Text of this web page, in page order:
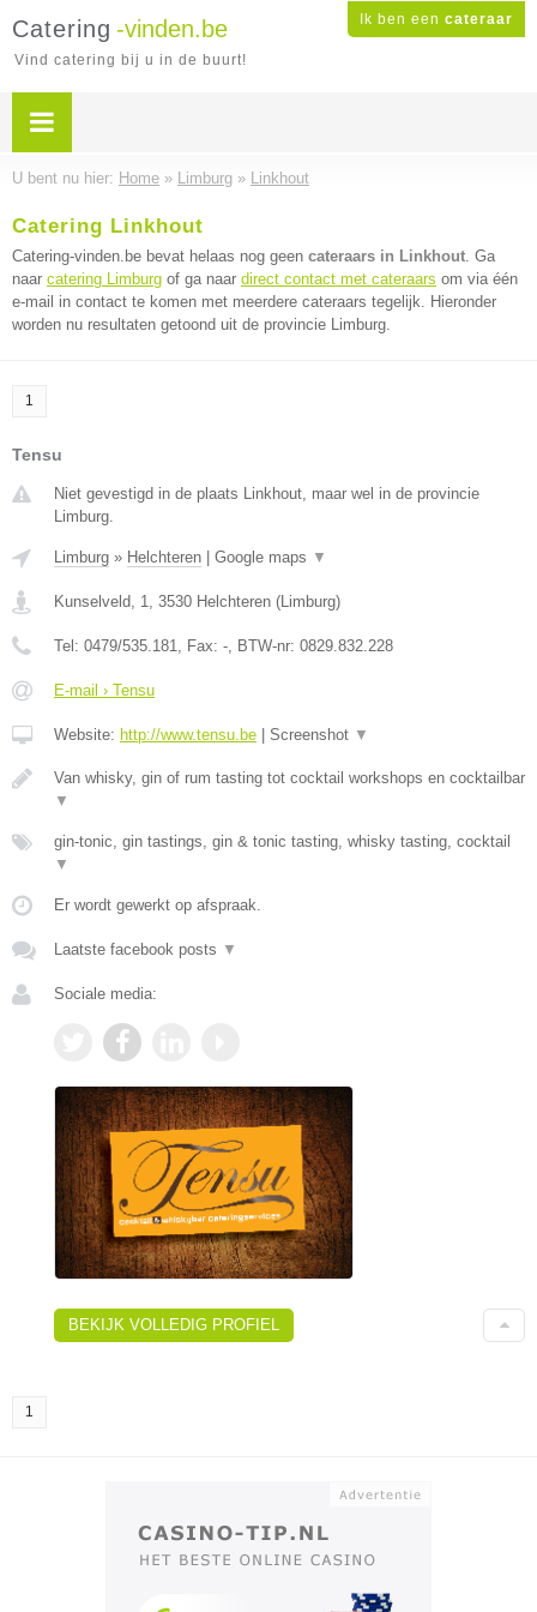
Ik ben een cateraar
Catering -vinden.be
Vind catering bij u in de buurt!
U bent nu hier: Home » Limburg » Linkhout
Catering Linkhout
Catering-vinden.be bevat helaas nog geen cateraars in Linkhout. Ga
naar catering Limburg of ga naar direct contact met cateraars om via één
e-mail in contact te komen met meerdere cateraars tegelijk. Hieronder
worden nu resultaten getoond uit de provincie Limburg.
1
Tensu
Niet gevestigd in de plaats Linkhout, maar wel in de provincie
Limburg.
Limburg » Helchteren Google maps ▼
Kunselveld, 1, 3530 Helchteren (Limburg)
Tel: 0479/535.181, Fax: -, BTW-nr: 0829.832.228
E-mail › Tensu
Website: http://www.tensu.be Screenshot ▼
Van whisky, gin of rum tasting tot cocktail workshops en cocktailbar
▼
gin-tonic, gin tastings, gin & tonic tasting, whisky tasting, cocktail
▼
Er wordt gewerkt op afspraak.
Laatste facebook posts ▼
Sociale media:
BEKIJK VOLLEDIG PROFIEL
1